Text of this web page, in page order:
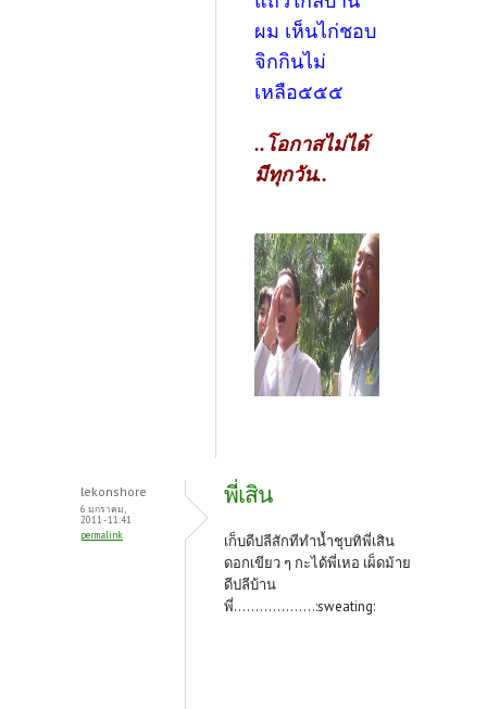
ผม เห็นไก่ชอบ
จิกกินไม่
เหลือ๕๕๕
..โอกาสไม่ได้
มีทุกวัน..
lekonshore
6 มกราคม,
2011 - 11:41
permalink
พี่เสิน
เก็บดีปลีสักทีทำน้ำชุบทิพี่เสิน
ดอกเขียว ๆ กะได้พี่เหอ เผ็ดม้าย
ดีปลีบ้าน
พี่...................:sweating: